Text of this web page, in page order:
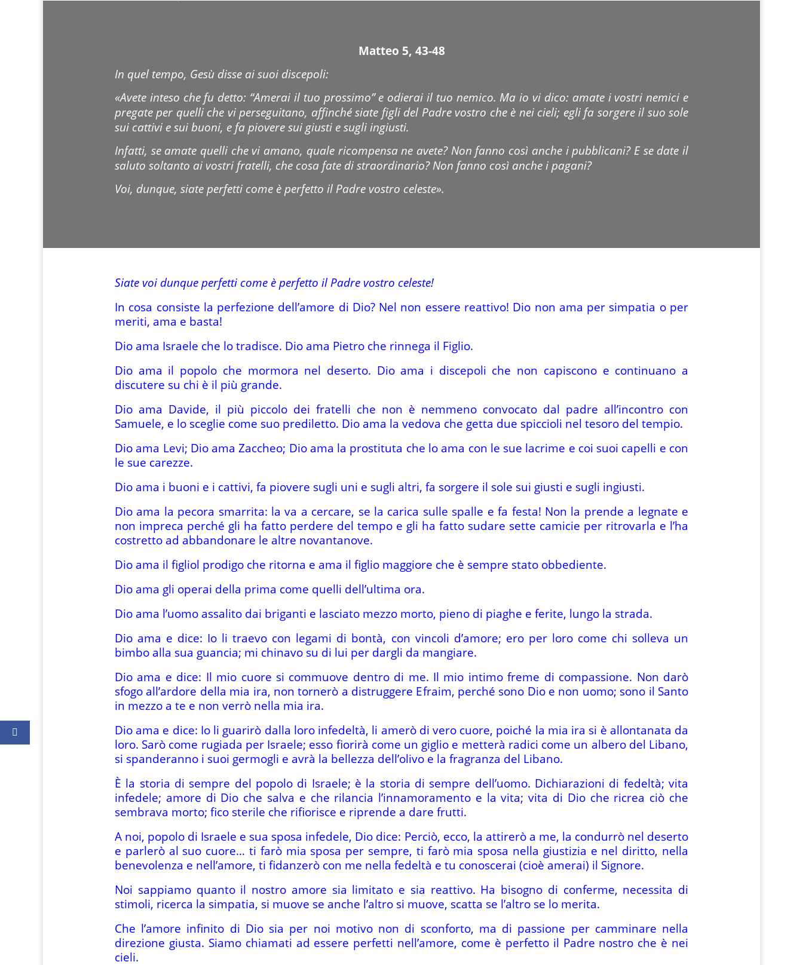
Matteo 5, 43-48
In quel tempo, Gesù disse ai suoi discepoli:
«Avete inteso che fu detto: “Amerai il tuo prossimo” e odierai il tuo nemico. Ma io vi dico: amate i vostri nemici e
pregate per quelli che vi perseguitano, affinché siate figli del Padre vostro che è nei cieli; egli fa sorgere il suo sole
sui cattivi e sui buoni, e fa piovere sui giusti e sugli ingiusti.
Infatti, se amate quelli che vi amano, quale ricompensa ne avete? Non fanno così anche i pubblicani? E se date il
saluto soltanto ai vostri fratelli, che cosa fate di straordinario? Non fanno così anche i pagani?
Voi, dunque, siate perfetti come è perfetto il Padre vostro celeste».
Siate voi dunque perfetti come è perfetto il Padre vostro celeste!
In cosa consiste la perfezione dell’amore di Dio? Nel non essere reattivo! Dio non ama per simpatia o per
meriti, ama e basta!
Dio ama Israele che lo tradisce. Dio ama Pietro che rinnega il Figlio.
Dio ama il popolo che mormora nel deserto. Dio ama i discepoli che non capiscono e continuano a
discutere su chi è il più grande.
Dio ama Davide, il più piccolo dei fratelli che non è nemmeno convocato dal padre all’incontro con
Samuele, e lo sceglie come suo prediletto. Dio ama la vedova che getta due spiccioli nel tesoro del tempio.
Dio ama Levi; Dio ama Zaccheo; Dio ama la prostituta che lo ama con le sue lacrime e coi suoi capelli e con
le sue carezze.
Dio ama i buoni e i cattivi, fa piovere sugli uni e sugli altri, fa sorgere il sole sui giusti e sugli ingiusti.
Dio ama la pecora smarrita: la va a cercare, se la carica sulle spalle e fa festa! Non la prende a legnate e
non impreca perché gli ha fatto perdere del tempo e gli ha fatto sudare sette camicie per ritrovarla e l’ha
costretto ad abbandonare le altre novantanove.
Dio ama il figliol prodigo che ritorna e ama il figlio maggiore che è sempre stato obbediente.
Dio ama gli operai della prima come quelli dell’ultima ora.
Dio ama l’uomo assalito dai briganti e lasciato mezzo morto, pieno di piaghe e ferite, lungo la strada.
Dio ama e dice: Io li traevo con legami di bontà, con vincoli d’amore; ero per loro come chi solleva un
bimbo alla sua guancia; mi chinavo su di lui per dargli da mangiare.
Dio ama e dice: Il mio cuore si commuove dentro di me. Il mio intimo freme di compassione. Non darò
sfogo all’ardore della mia ira, non tornerò a distruggere Efraim, perché sono Dio e non uomo; sono il Santo
in mezzo a te e non verrò nella mia ira.
Dio ama e dice: Io li guarirò dalla loro infedeltà, li amerò di vero cuore, poiché la mia ira si è allontanata da
loro. Sarò come rugiada per Israele; esso fiorirà come un giglio e metterà radici come un albero del Libano,
si spanderanno i suoi germogli e avrà la bellezza dell’olivo e la fragranza del Libano.
È la storia di sempre del popolo di Israele; è la storia di sempre dell’uomo. Dichiarazioni di fedeltà; vita
infedele; amore di Dio che salva e che rilancia l’innamoramento e la vita; vita di Dio che ricrea ciò che
sembrava morto; fico sterile che rifiorisce e riprende a dare frutti.
A noi, popolo di Israele e sua sposa infedele, Dio dice: Perciò, ecco, la attirerò a me, la condurrò nel deserto
e parlerò al suo cuore… ti farò mia sposa per sempre, ti farò mia sposa nella giustizia e nel diritto, nella
benevolenza e nell’amore, ti fidanzerò con me nella fedeltà e tu conoscerai (cioè amerai) il Signore.
Noi sappiamo quanto il nostro amore sia limitato e sia reattivo. Ha bisogno di conferme, necessita di
stimoli, ricerca la simpatia, si muove se anche l’altro si muove, scatta se l’altro se lo merita.
Che l’amore infinito di Dio sia per noi motivo non di sconforto, ma di passione per camminare nella
direzione giusta. Siamo chiamati ad essere perfetti nell’amore, come è perfetto il Padre nostro che è nei
cieli.